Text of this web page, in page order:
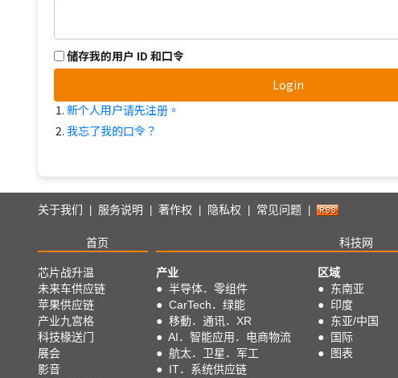
储存我的用户 ID 和口令
Login
新个人用户请先注册。
我忘了我的口令？
关于我们 服务说明 著作权 隐私权 常见问题
首页 科技网
芯片战升温
未来车供应链
苹果供应链
产业九宫格
科技椽送门
展会
影音
产业
● 半导体．零组件
● CarTech．绿能
● 移動．通讯．XR
● AI．智能应用．电商物流
● 航太．卫星．军工
● IT．系统供应链
区域
● 东南亚
● 印度
● 东亚/中国
●
国际
●
图表